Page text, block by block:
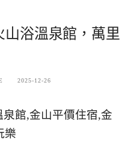
山浴溫泉館，萬里
2025-12-26